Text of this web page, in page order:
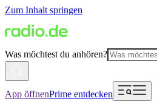
Zum Inhalt springen
Was möchtest du anhören?
App öffnenPrime entdecken